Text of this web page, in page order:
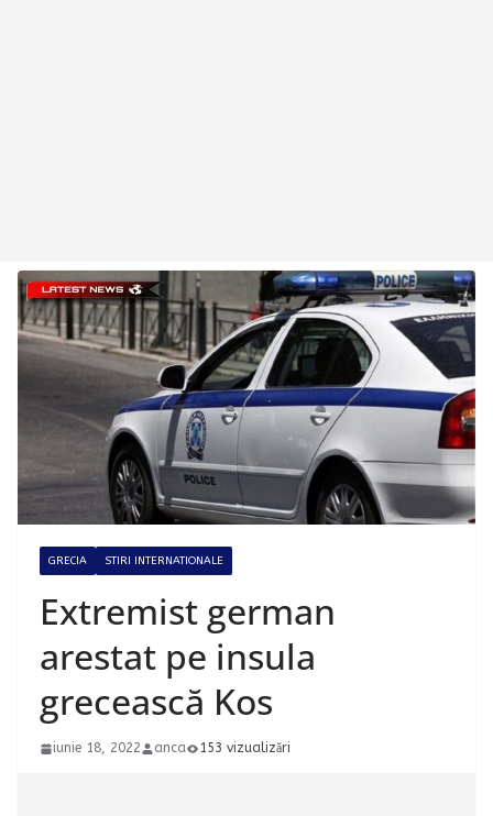
GRECIA STIRI INTERNATIONALE
Extremist german
arestat pe insula
grecească Kos
iunie 18, 2022 anca 153 vizualizări